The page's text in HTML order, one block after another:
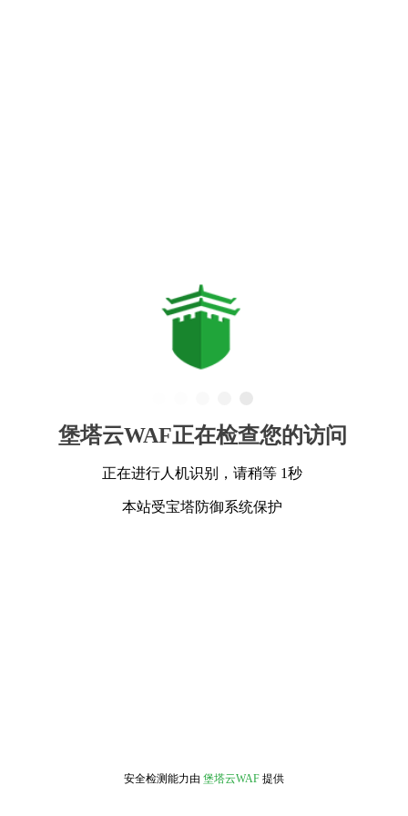
堡塔云WAF正在检查您的访问
正在进行人机识别，请稍等 1秒
本站受宝塔防御系统保护
安全检测能力由 堡塔云WAF 提供